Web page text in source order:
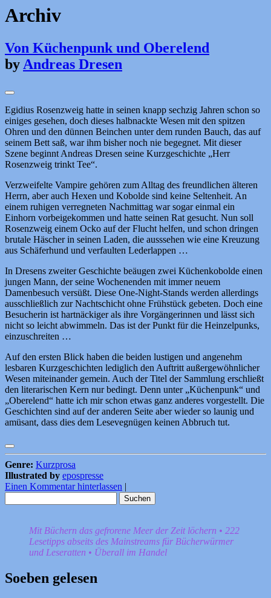
Archiv
Von Küchenpunk und Oberelend
by Andreas Dresen
Egidius Rosenzweig hatte in seinen knapp sechzig Jahren schon so
einiges gesehen, doch dieses halbnackte Wesen mit den spitzen
Ohren und den dünnen Beinchen unter dem runden Bauch, das auf
seinem Bett saß, war ihm bisher noch nie begegnet. Mit dieser
Szene beginnt Andreas Dresen seine Kurzgeschichte „Herr
Rosenzweig trinkt Tee“.
Verzweifelte Vampire gehören zum Alltag des freundlichen älteren
Herrn, aber auch Hexen und Kobolde sind keine Seltenheit. An
einem ruhigen verregneten Nachmittag war sogar einmal ein
Einhorn vorbeigekommen und hatte seinen Rat gesucht. Nun soll
Rosenzweig einem Ocko auf der Flucht helfen, und schon dringen
brutale Häscher in seinen Laden, die ausssehen wie eine Kreuzung
aus Schäferhund und verfaulten Lederlappen …
In Dresens zweiter Geschichte beäugen zwei Küchenkobolde einen
jungen Mann, der seine Wochenenden mit immer neuem
Damenbesuch versüßt. Diese One-Night-Stands werden allerdings
ausschließlich zur Nachtschicht ohne Frühstück gebeten. Doch eine
Besucherin ist hartnäckiger als ihre Vorgängerinnen und lässt sich
nicht so leicht abwimmeln. Das ist der Punkt für die Heinzelpunks,
einzuschreiten …
Auf den ersten Blick haben die beiden lustigen und angenehm
lesbaren Kurzgeschichten lediglich den Auftritt außergewöhnlicher
Wesen miteinander gemein. Auch der Titel der Sammlung erschließt
den literarischen Kern nur bedingt. Denn unter „Küchenpunk“ und
„Oberelend“ hatte ich mir schon etwas ganz anderes vorgestellt. Die
Geschichten sind auf der anderen Seite aber wieder so launig und
amüsant, dass dies dem Lesevegnügen keinen Abbruch tut.
Genre: Kurzprosa
Illustrated by epospresse
Einen Kommentar hinterlassen
nach:
Mit Büchern das gefrorene Meer der Zeit löchern • 222
Lesetipps abseits des Mainstreams für Bücherwürmer
und Leseratten • Überall im Handel
Soeben gelesen